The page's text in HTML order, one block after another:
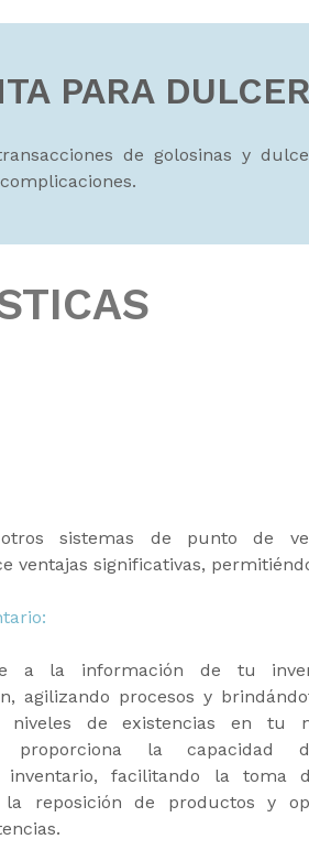
PARA
de golosinas y
sistemas de punto de
ventajas significativas,
a la información de tu
agilizando procesos y
niveles de existencias en tu
proporciona la capacidad
facilitando la toma
la reposición de productos y